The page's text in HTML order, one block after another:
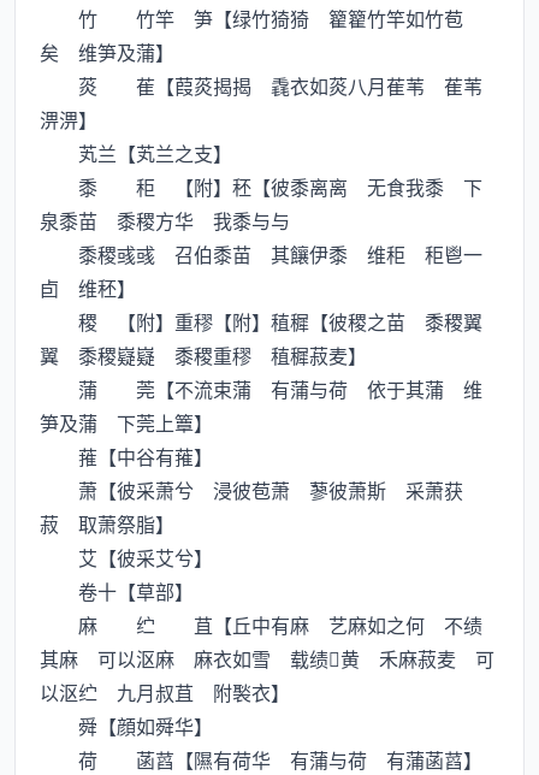
竹 竹竿 笋【绿竹猗猗 籊籊竹竿如竹苞
矣 维笋及蒲】
菼 萑【葭菼揭揭 毳衣如菼八月萑苇 萑苇
淠淠】
芄兰【芄兰之支】
黍 秬 【附】秠【彼黍离离 无食我黍 下
泉黍苗 黍稷方华 我黍与与
黍稷彧彧 召伯黍苗 其饟伊黍 维秬 秬鬯一
卣 维秠】
稷 【附】重穋【附】稙穉【彼稷之苗 黍稷翼
翼 黍稷嶷嶷 黍稷重穋 稙穉菽麦】
蒲 莞【不流束蒲 有蒲与荷 依于其蒲 维
笋及蒲 下莞上簟】
蓷【中谷有蓷】
萧【彼采萧兮 浸彼苞萧 蓼彼萧斯 采萧获
菽 取萧祭脂】
艾【彼采艾兮】
卷十【草部】
麻 纻 苴【丘中有麻 艺麻如之何 不绩
其麻 可以沤麻 麻衣如雪 载绩黄 禾麻菽麦 可
以沤纻 九月叔苴 附褧衣】
舜【顔如舜华】
荷 菡蓞【隰有荷华 有蒲与荷 有蒲菡蓞】